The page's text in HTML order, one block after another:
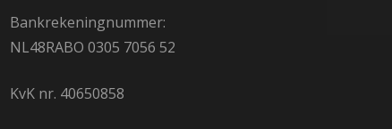
Bankrekeningnummer:
NL48RABO 0305 7056 52
KvK nr. 40650858